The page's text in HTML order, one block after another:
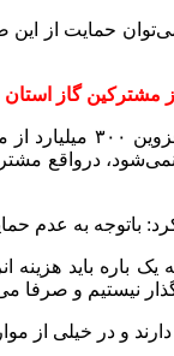
حمایت از این
درواقع
باتوجه به عدم
باید هزینه
نیستیم و صرفا
و در خیلی از